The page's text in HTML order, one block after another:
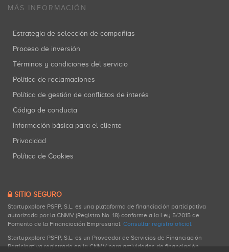
MÁS INFORMACIÓN
Estrategia de selección de compañías
Proceso de inversión
Términos y condiciones del servicio
Política de reclamaciones
Política de gestión de conflictos de interés
Código de conducta
Información básica para el cliente
Privacidad
Política de Cookies
SITIO SEGURO
Startupxplore PSFP, S.L. es una plataforma de financiación participativa
autorizada por la CNMV (Registro No. 18) conforme a la Ley 5/2015 de
Fomento de la Financiación Empresarial. Consultar registro oficial.
Startupxplore PSFP, S.L. es un Proveedor de Servicios de Financiación
Participativa registrado en la CNMV para actividades de financiación